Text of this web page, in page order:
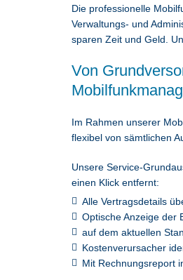
Die professionelle
Verwaltungs- und
sparen Zeit und Geld.
Von
Im Rahmen unserer
flexibel von sämtlichen
Unsere Service-
einen Klick entfernt:
Alle Vertragsdetails
Optische Anzeige der
auf dem aktuellen
Kostenverursacher
Mit Rechnungsreport